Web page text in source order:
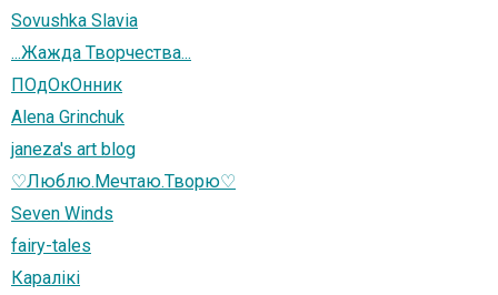
Sovushka Slavia
...Жажда Творчества...
ПОдОкОнник
Alena Grinchuk
janeza's art blog
♡Люблю.Мечтаю.Творю♡
Seven Winds
fairy-tales
Каралiкi